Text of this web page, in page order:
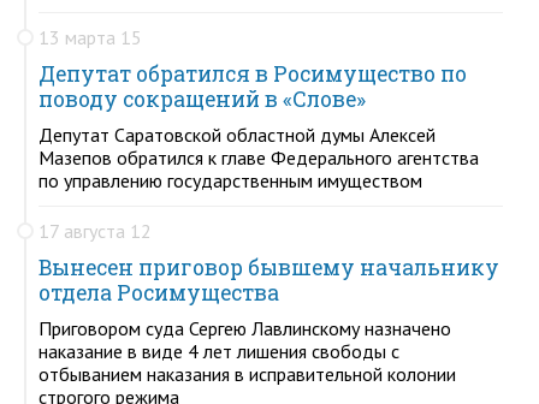
13 марта 15
Депутат обратился в Росимущество по
поводу сокращений в «Слове»
Депутат Саратовской областной думы Алексей
Мазепов обратился к главе Федерального агентства
по управлению государственным имуществом
17 августа 12
Вынесен приговор бывшему начальнику
отдела Росимущества
Приговором суда Сергею Лавлинскому назначено
наказание в виде 4 лет лишения свободы с
отбыванием наказания в исправительной колонии
строгого режима